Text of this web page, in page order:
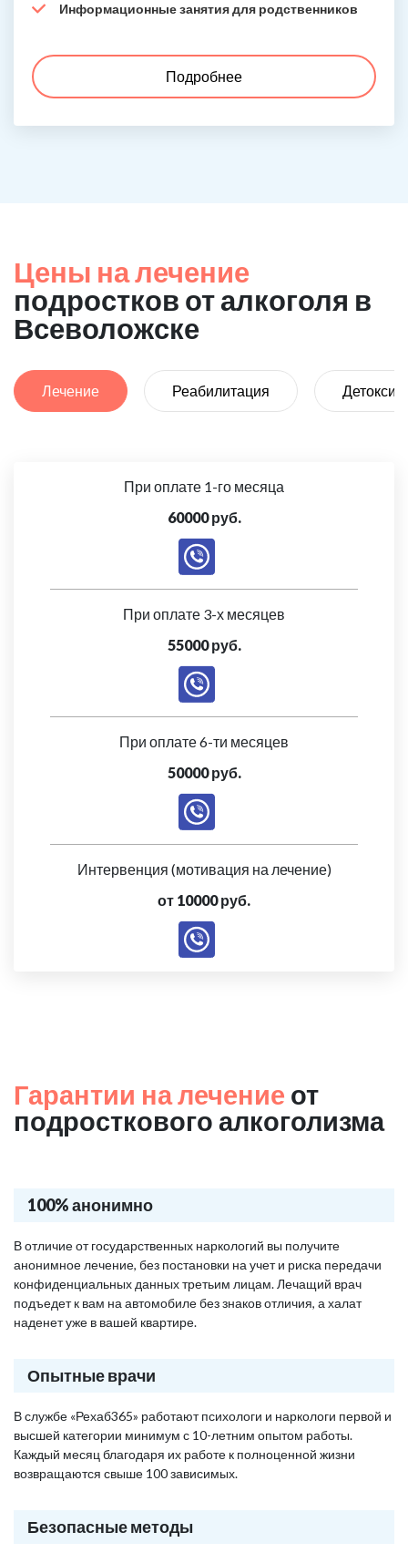
Информационные занятия для родственников
Подробнее
Цены на лечение
подростков от алкоголя в
Всеволожске
Лечение Реабилитация
При оплате 1-го месяца
60000 руб.
При оплате 3-х месяцев
55000 руб.
При оплате 6-ти месяцев
50000 руб.
Интервенция (мотивация на лечение)
от 10000 руб.
Гарантии на лечение от
подросткового алкоголизма
100% анонимно
В отличие от государственных наркологий вы получите
анонимное лечение, без постановки на учет и риска передачи
конфиденциальных данных третьим лицам. Лечащий врач
подъедет к вам на автомобиле без знаков отличия, а халат
наденет уже в вашей квартире.
Опытные врачи
В службе «Рехаб365» работают психологи и наркологи первой и
высшей категории минимум с 10-летним опытом работы.
Каждый месяц благодаря их работе к полноценной жизни
возвращаются свыше 100 зависимых.
Безопасные методы